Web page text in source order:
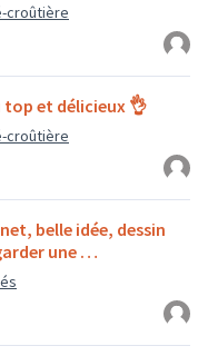
croûtière
top et délicieux 👌
croûtière
belle idée, dessin
une …